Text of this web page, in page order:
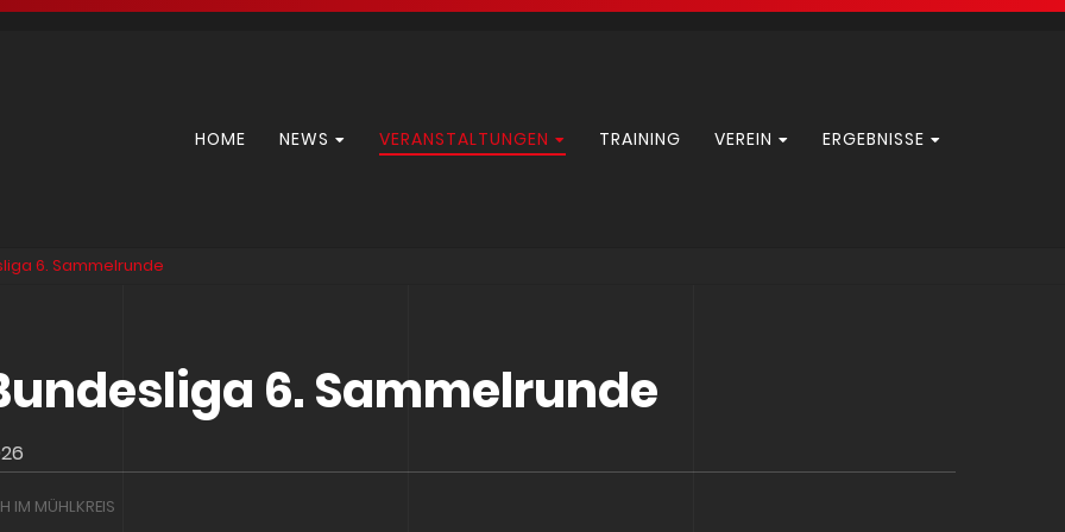
Navigation
HOME NEWS VERANSTALTUNGEN TRAINING VEREIN ERGEBNISSE
6. Sammelrunde
6. Sammelrunde
IM MÜHLKREIS